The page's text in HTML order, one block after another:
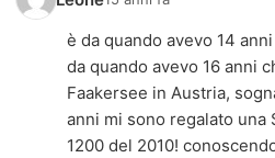
è da quando avevo 14
da quando avevo 16 anni
Faakersee in Austria,
anni mi sono regalato
1200 del 2010!